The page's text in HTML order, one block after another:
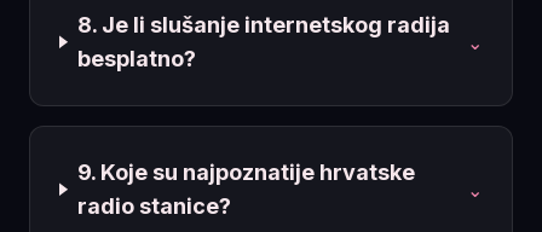
8. Je li slušanje internetskog radija
besplatno?
⌄
9. Koje su najpoznatije hrvatske
radio stanice?
⌄